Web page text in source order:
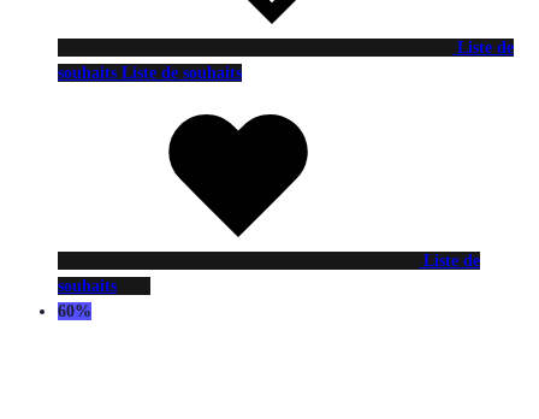
Liste de
souhaits Liste de souhaits
Liste de
souhaits
60%